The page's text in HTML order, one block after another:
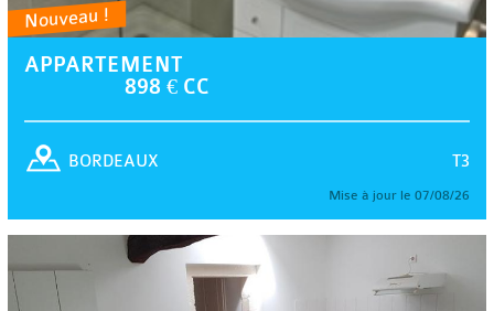
Nouveau !
APPARTEMENT
898 € CC
T3
BORDEAUX
Mise à jour le 07/08/26